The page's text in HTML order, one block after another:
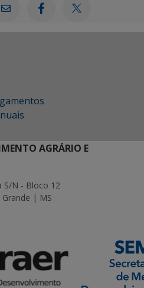
AGRÁRIO E
S/N - Bloco 12
Grande | MS